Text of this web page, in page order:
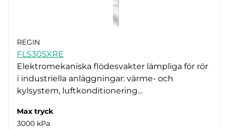
REGIN
FLS305XRE
Elektromekaniska flödesvakter lämpliga för rör
i industriella anläggningar: värme- och
kylsystem, luftkonditionering…
Max tryck
3000 kPa